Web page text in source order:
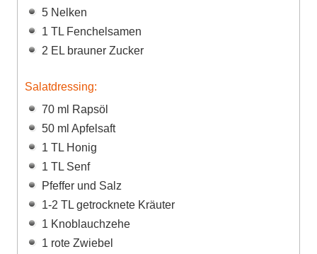
5 Nelken
1 TL Fenchelsamen
2 EL brauner Zucker
Salatdressing:
70 ml Rapsöl
50 ml Apfelsaft
1 TL Honig
1 TL Senf
Pfeffer und Salz
1-2 TL getrocknete Kräuter
1 Knoblauchzehe
1 rote Zwiebel